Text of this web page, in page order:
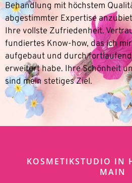
Behandlung mit höchstem
abgestimmter Expertise
Ihre vollste Zufriedenheit.
fundiertes Know-how, das ich
aufgebaut und durch
erweitert habe. Ihre Schönheit
sind mein stetiges Ziel.
KOSMETIKSTUDIO IN
MAIN